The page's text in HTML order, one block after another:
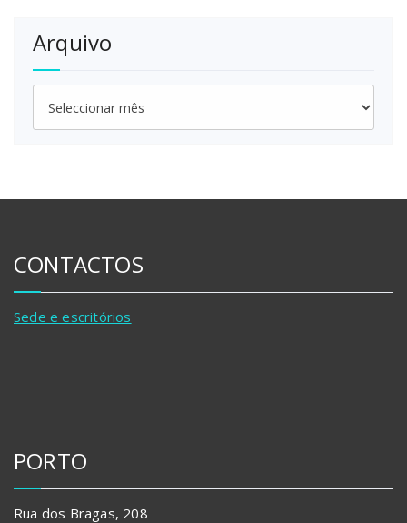
Arquivo
CONTACTOS
Sede e escritórios
PORTO
Rua dos Bragas, 208